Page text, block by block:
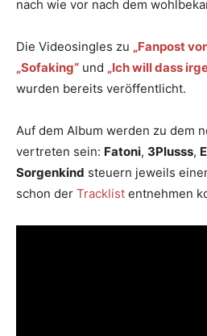
nach wie vor nach dem
Die Videosingles zu „Fanpost
„Sofaking“ und „Ich will dass
wurden bereits veröffentlicht.
Auf dem Album werden zu dem
vertreten sein: Fatoni, 3Plusss,
Sorgenkind steuern jeweils
schon der Tracklist entnehmen